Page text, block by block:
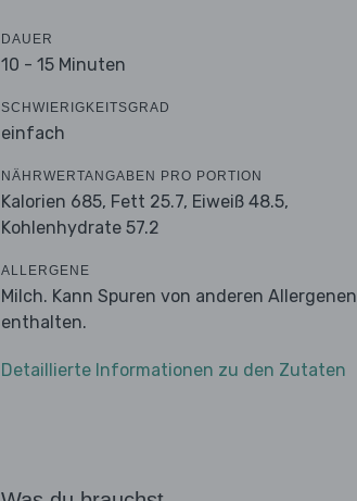
DAUER
10 - 15 Minuten
SCHWIERIGKEITSGRAD
einfach
NÄHRWERTANGABEN PRO PORTION
Kalorien 685, Fett 25.7, Eiweiß 48.5,
Kohlenhydrate 57.2
ALLERGENE
Milch. Kann Spuren von anderen Allergenen
enthalten.
Detaillierte Informationen zu den Zutaten